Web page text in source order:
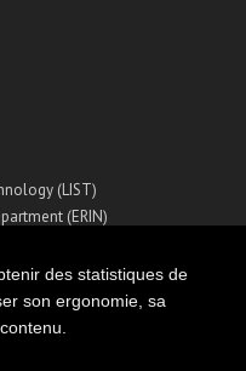
des statistiques de
son ergonomie, sa
(LIST)
(ERIN)